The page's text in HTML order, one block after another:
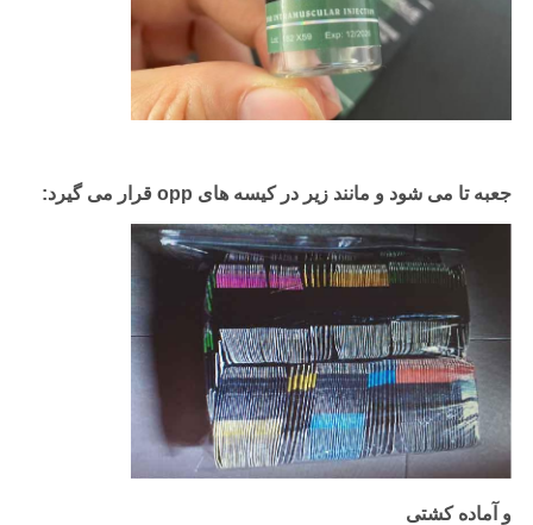
جعبه تا می شود و مانند زیر در کیسه های opp قرار می گیرد:
و آماده کشتی